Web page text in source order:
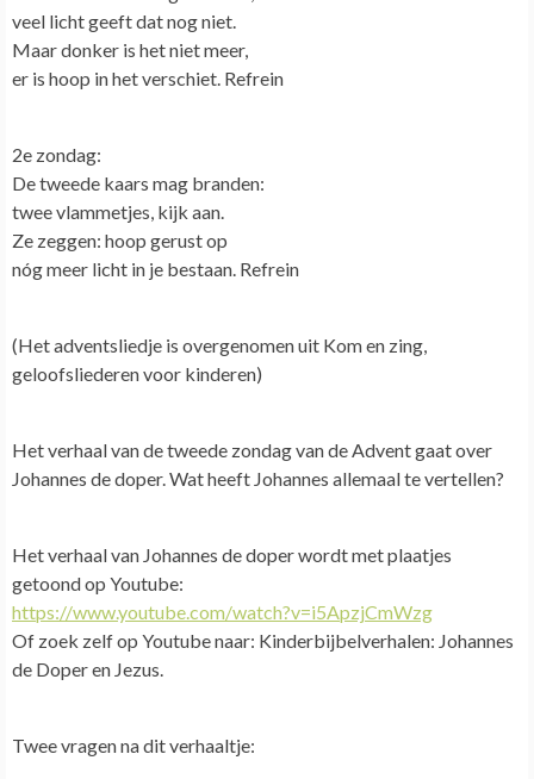
veel licht geeft dat nog niet.
Maar donker is het niet meer,
er is hoop in het verschiet. Refrein
2e zondag:
De tweede kaars mag branden:
twee vlammetjes, kijk aan.
Ze zeggen: hoop gerust op
nóg meer licht in je bestaan. Refrein
(Het adventsliedje is overgenomen uit Kom en zing,
geloofsliederen voor kinderen)
Het verhaal van de tweede zondag van de Advent gaat over
Johannes de doper.Wat heeft Johannes allemaal te vertellen?
Het verhaal van Johannes de doper wordt met plaatjes
getoond op Youtube:
https://www.youtube.com/watch?v=i5ApzjCmWzg
Of zoek zelf op Youtube naar: Kinderbijbelverhalen: Johannes
de Doper en Jezus.
Twee vragen na dit verhaaltje: